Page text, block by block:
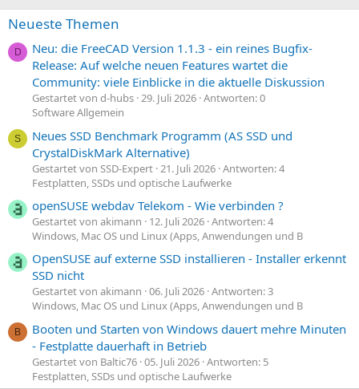
Neueste Themen
D
Neu: die FreeCAD Version 1.1.3 - ein reines Bugfix-
Release: Auf welche neuen Features wartet die
Community: viele Einblicke in die aktuelle Diskussion
Gestartet von d-hubs 29. Juli 2026 Antworten: 0
Software Allgemein
S
Neues SSD Benchmark Programm (AS SSD und
CrystalDiskMark Alternative)
Gestartet von SSD-Expert 21. Juli 2026 Antworten: 4
Festplatten, SSDs und optische Laufwerke
openSUSE webdav Telekom - Wie verbinden ?
Gestartet von akimann 12. Juli 2026 Antworten: 4
Windows, Mac OS und Linux (Apps, Anwendungen und B
OpenSUSE auf externe SSD installieren - Installer erkennt
SSD nicht
Gestartet von akimann 06. Juli 2026 Antworten: 3
Windows, Mac OS und Linux (Apps, Anwendungen und B
B
Booten und Starten von Windows dauert mehre Minuten
- Festplatte dauerhaft in Betrieb
Gestartet von Baltic76 05. Juli 2026 Antworten: 5
Festplatten, SSDs und optische Laufwerke